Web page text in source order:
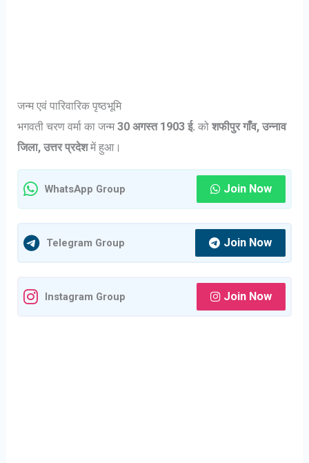
जन्म एवं पारिवारिक पृष्ठभूमि
भगवती चरण वर्मा का जन्म30 अगस्त 1903 ई. कोशफीपुर गाँव, उन्नाव
जिला, उत्तर प्रदेशमें हुआ।
WhatsApp Group Join Now
Telegram Group Join Now
Instagram Group Join Now